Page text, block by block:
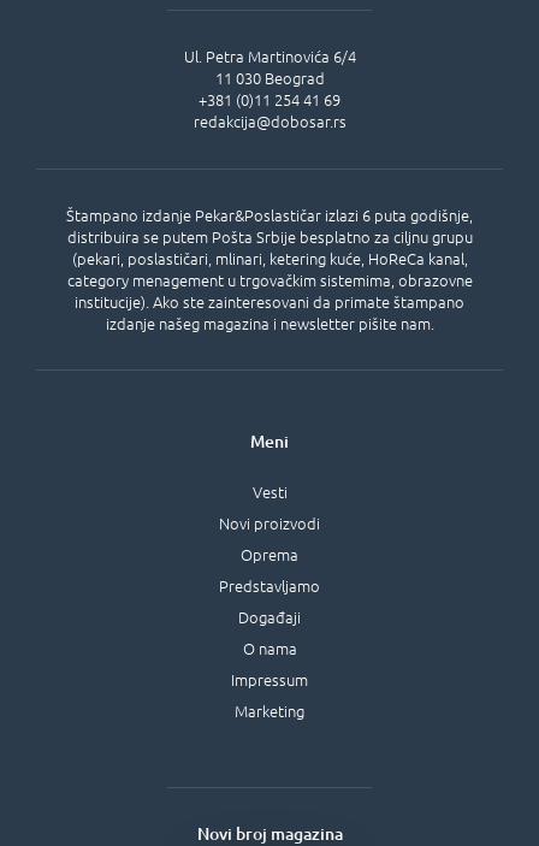
Štampano izdanje Pekar&Poslastičar izlazi 6 puta godišnje,
distribuira se putem Pošta Srbije besplatno za ciljnu grupu
(pekari, poslastičari, mlinari, ketering kuće, HoReCa kanal,
category menagement u trgovačkim sistemima, obrazovne
institucije). Ako ste zainteresovani da primate štampano
izdanje našeg magazina i newsletter pišite nam.
Ul. Petra Martinovića 6/4
11 030 Beograd
+381 (0)11 254 41 69
redakcija@dobosar.rs
Meni
Vesti
Novi proizvodi
Oprema
Predstavljamo
Događaji
O nama
Impressum
Marketing
Novi broj magazina